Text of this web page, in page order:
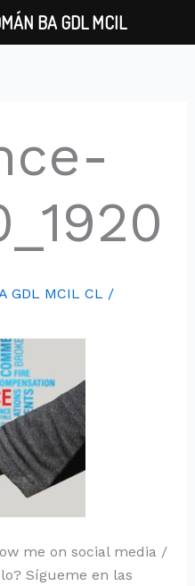
GDL MCIL CL /
me on social media /
Sígueme en las
BA GDL MCIL